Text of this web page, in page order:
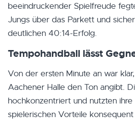
beeindruckender Spielfreude
Jungs über das Parkett und
deutlichen 40:14-Erfolg.
Tempohandball lässt
Von der ersten Minute an war
Aachener Halle den Ton angibt.
hochkonzentriert und nutzten
spielerischen Vorteile